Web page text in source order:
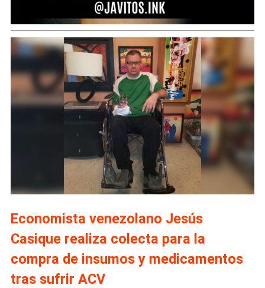
Economista venezolano Jesús
Casique realiza colecta para la
compra de insumos y medicamentos
tras sufrir ACV